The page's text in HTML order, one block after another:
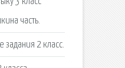
часть.
задания 2 класс.